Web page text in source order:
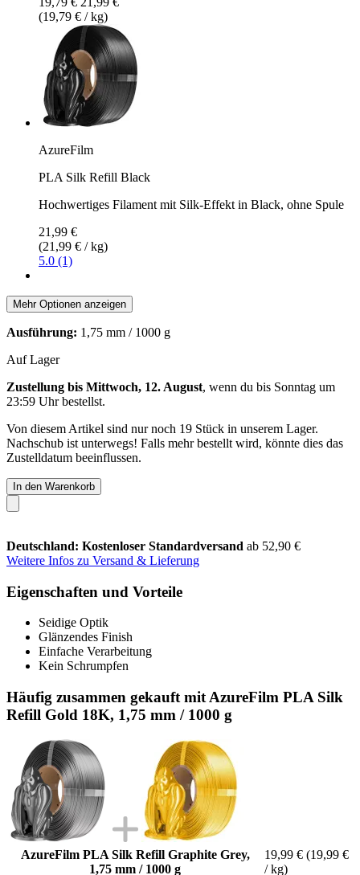
(19,79 € / kg)
AzureFilm
PLA Silk Refill Black
Hochwertiges Filament mit Silk-Effekt in Black, ohne Spule
21,99 €
(21,99 € / kg)
5.0 (1)
Mehr Optionen anzeigen
Ausführung: 1,75 mm / 1000 g
Auf Lager
Zustellung bis Mittwoch, 12. August, wenn du bis Sonntag um
23:59 Uhrbestellst.
Von diesem Artikel sind nur noch 19 Stück in unserem Lager.
Nachschub ist unterwegs! Falls mehr bestellt wird, könnte dies das
Zustelldatum beeinflussen.
In den Warenkorb
Deutschland: Kostenloser Standardversand ab 52,90 €
Weitere Infos zu Versand & Lieferung
Eigenschaften und Vorteile
Seidige Optik
Glänzendes Finish
Einfache Verarbeitung
Kein Schrumpfen
Häufig zusammen gekauft mit AzureFilm PLA Silk
Refill Gold 18K, 1,75 mm / 1000 g
AzureFilm PLA Silk Refill Graphite Grey,
1,75 mm / 1000 g
19,99 € (19,99 €
/ kg)